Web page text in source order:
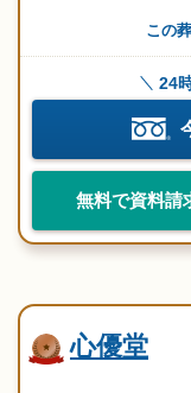
この
24
無料で資料請
心優堂